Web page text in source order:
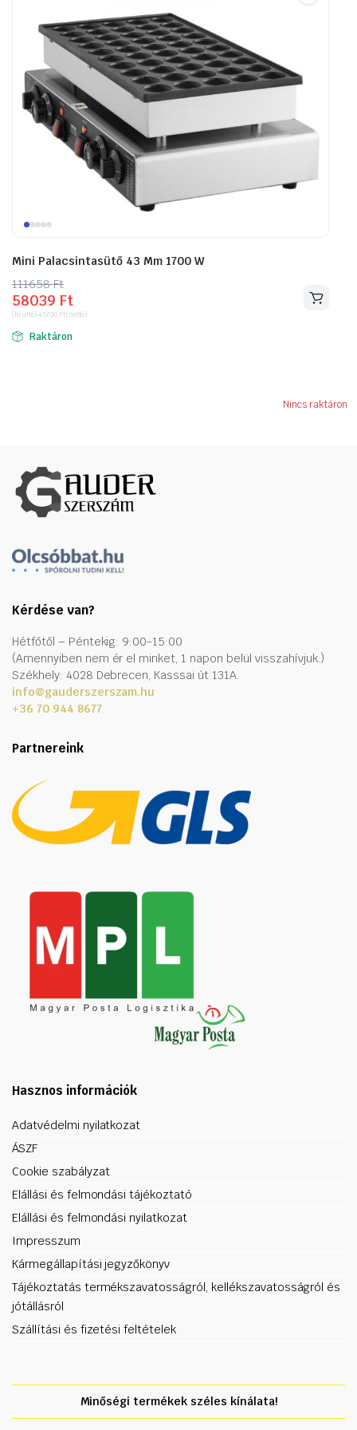
Mini Palacsintasütő 43 Mm 1700 W
111658Ft
Original
price
was:
111658 Ft.
58039 Ft
Current
price
is:
58039 Ft.
(bruttó) 45700 Ft(nettó)
Raktáron
Nincs raktáron
Kérdése van?
Hétfőtől – Péntekig: 9:00-15:00
(Amennyiben nem ér el minket, 1 napon belül visszahívjuk.)
Székhely: 4028 Debrecen, Kasssai út 131A.
info@gauderszerszam.hu
+36 70 944 8677
Partnereink
Hasznos információk
Adatvédelmi nyilatkozat
ÁSZF
Cookie szabályzat
Elállási és felmondási tájékoztató
Elállási és felmondási nyilatkozat
Impresszum
Kármegállapítási jegyzőkönyv
Tájékoztatás termékszavatosságról, kellékszavatosságról és
jótállásról
Szállítási és fizetési feltételek
Minőségi termékek széles kínálata!